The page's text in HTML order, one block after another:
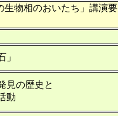
生物相のおいたち」講演要
」
見の歴史と
動